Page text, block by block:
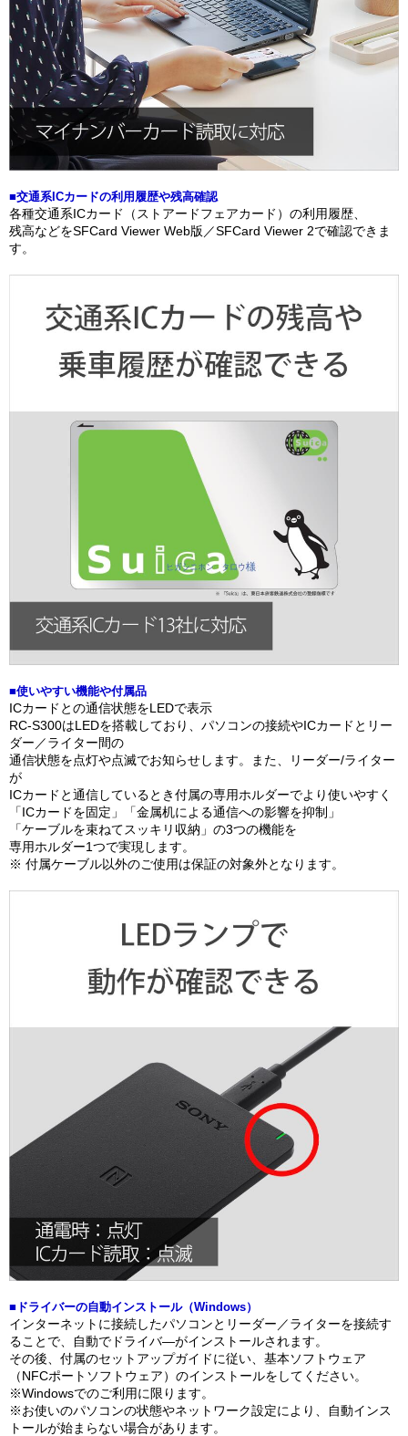
■交通系ICカードの利用履歴や残高確認
各種交通系ICカード（ストアードフェアカード）の利用履歴、
残高などをSFCard Viewer Web版／SFCard Viewer 2で確認できま
す。
■使いやすい機能や付属品
ICカードとの通信状態をLEDで表示
RC-S300はLEDを搭載しており、パソコンの接続やICカードとリー
ダー／ライター間の
通信状態を点灯や点滅でお知らせします。また、リーダー/ライター
が
ICカードと通信しているとき付属の専用ホルダーでより使いやすく
「ICカードを固定」「金属机による通信への影響を抑制」
「ケーブルを束ねてスッキリ収納」の3つの機能を
専用ホルダー1つで実現します。
※ 付属ケーブル以外のご使用は保証の対象外となります。
■ドライバーの自動インストール（Windows）
インターネットに接続したパソコンとリーダー／ライターを接続す
ることで、自動でドライバ―がインストールされます。
その後、付属のセットアップガイドに従い、基本ソフトウェア
（NFCポートソフトウェア）のインストールをしてください。
※Windowsでのご利用に限ります。
※お使いのパソコンの状態やネットワーク設定により、自動インス
トールが始まらない場合があります。